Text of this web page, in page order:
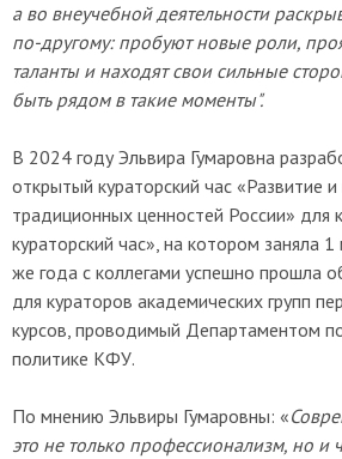
а во внеучебной деятельности
по-другому: пробуют новые роли,
таланты и находят свои сильные
быть рядом в такие моменты".
В 2024 году Эльвира Гумаровна
открытый кураторский час «Развитие
традиционных ценностей России» для
кураторский час», на котором заняла
же года с коллегами успешно прошла
для кураторов академических групп
курсов, проводимый Департаментом
политике КФУ.
По мнению Эльвиры Гумаровны: «
это не только профессионализм, но и